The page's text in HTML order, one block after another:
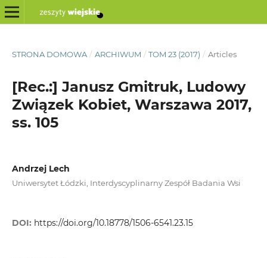
STRONA DOMOWA / ARCHIWUM / TOM 23 (2017) / Articles
[Rec.:] Janusz Gmitruk, Ludowy
Związek Kobiet, Warszawa 2017,
ss. 105
Andrzej Lech
Uniwersytet Łódzki, Interdyscyplinarny Zespół Badania Wsi
DOI: https://doi.org/10.18778/1506-6541.23.15